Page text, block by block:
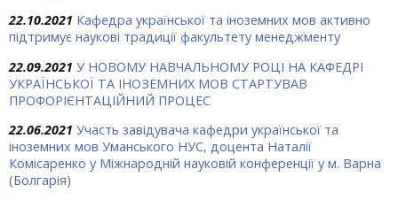
22.10.2021 Кафедра української та іноземних мов активно
підтримує наукові традиції факультету менеджменту
22.09.2021 У НОВОМУ НАВЧАЛЬНОМУ РОЦІ НА КАФЕДРІ
УКРАЇНСЬКОЇ ТА ІНОЗЕМНИХ МОВ СТАРТУВАВ
ПРОФОРІЄНТАЦІЙНИЙ ПРОЦЕС
22.06.2021 Участь завідувача кафедри української та
іноземних мов Уманського НУС, доцента Наталії
Комісаренко у Міжнародній науковій конференції у м. Варна
(Болгарія)